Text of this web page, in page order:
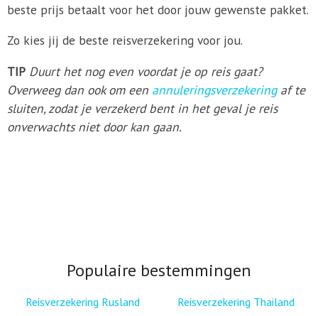
beste prijs betaalt voor het door jouw gewenste pakket.
Zo kies jij de beste reisverzekering voor jou.
TIP Duurt het nog even voordat je op reis gaat?
Overweeg dan ook om een annuleringsverzekeringaf te
sluiten, zodat je verzekerd bent in het geval je reis
onverwachts niet door kan gaan.
Populaire bestemmingen
Reisverzekering Rusland
Reisverzekering Thailand